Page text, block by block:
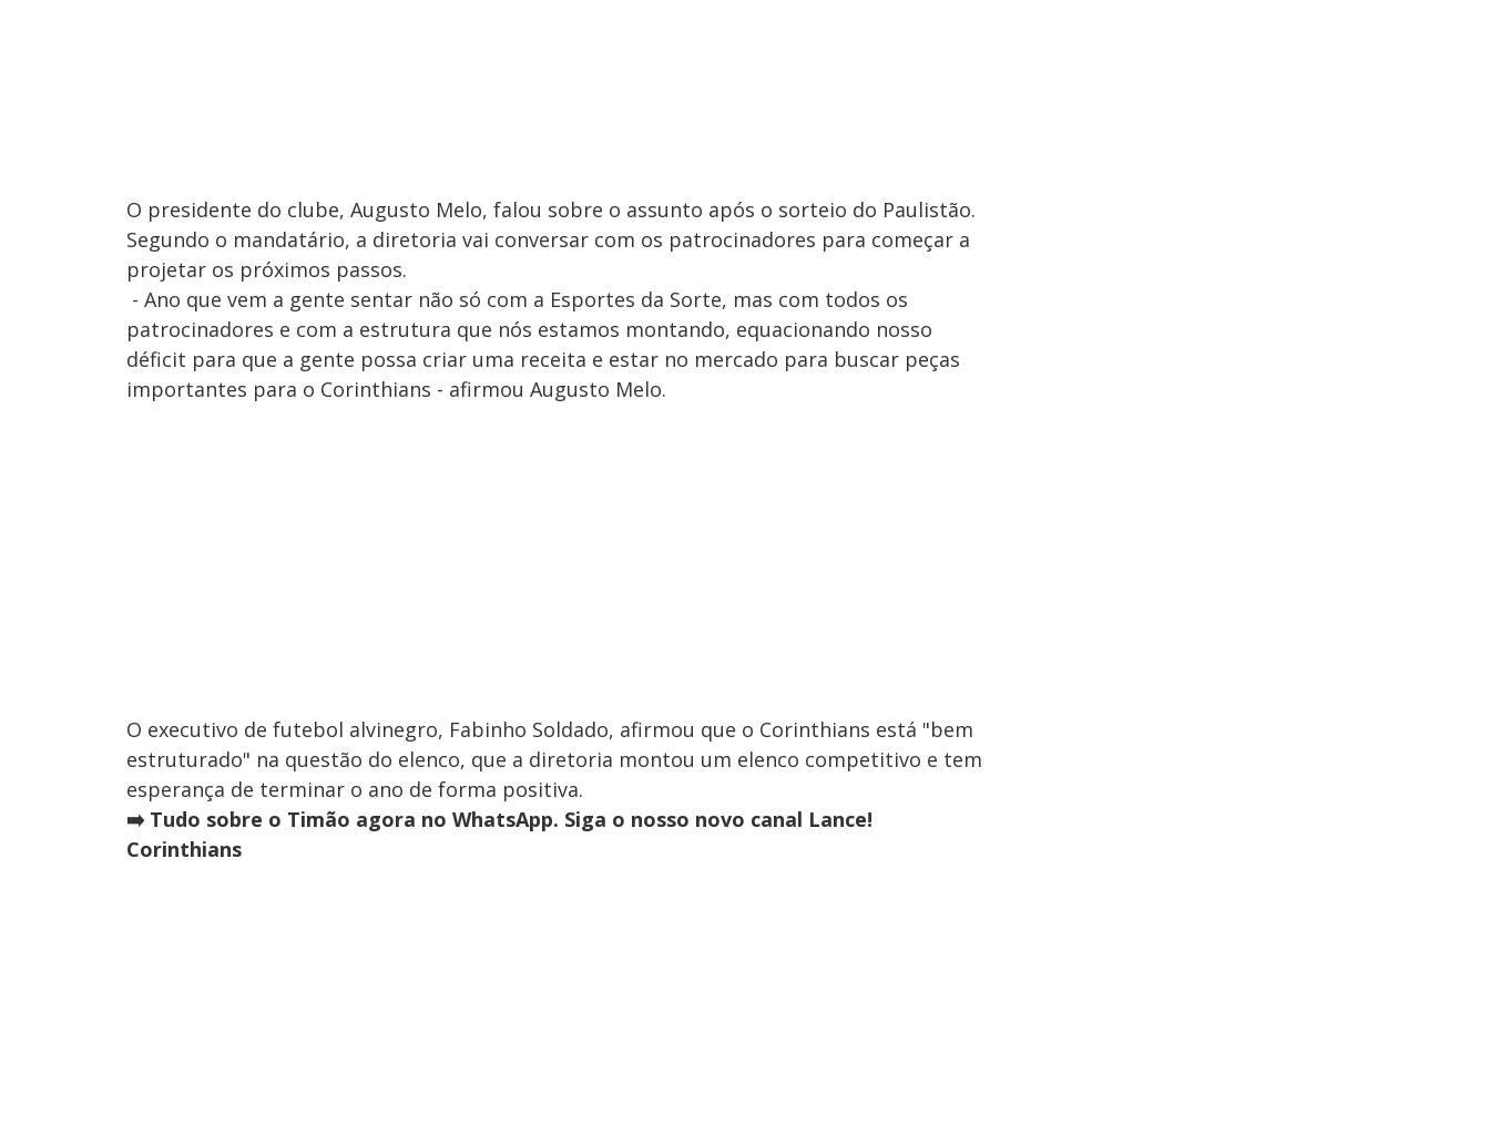
O presidente do clube, Augusto Melo, falou sobre o assunto após o sorteio do Paulistão.
Segundo o mandatário, a diretoria vai conversar com os patrocinadores para começar a
projetar os próximos passos.
- Ano que vem a gente sentar não só com a Esportes da Sorte, mas com todos os
patrocinadores e com a estrutura que nós estamos montando, equacionando nosso
déficit para que a gente possa criar uma receita e estar no mercado para buscar peças
importantes para o Corinthians - afirmou Augusto Melo.
O executivo de futebol alvinegro, Fabinho Soldado, afirmou que o Corinthians está "bem
estruturado" na questão do elenco, que a diretoria montou um elenco competitivo e tem
esperança de terminar o ano de forma positiva.
➡️ Tudo sobre o Timão agora no WhatsApp. Siga o nosso novo canal Lance!
Corinthians